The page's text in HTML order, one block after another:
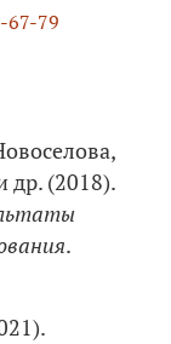
67-79
др. (2018).
.